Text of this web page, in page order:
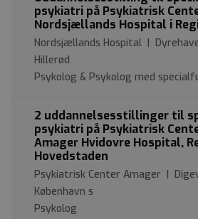
psykiatri på Psykiatrisk
Nordsjællands Hospital i
Nordsjællands Hospital |
Hillerød
Psykolog & Psykolog med
2 uddannelsesstillinger til
psykiatri på Psykiatrisk
Amager Hvidovre Hospital,
Hovedstaden
Psykiatrisk Center Amager |
København s
Psykolog